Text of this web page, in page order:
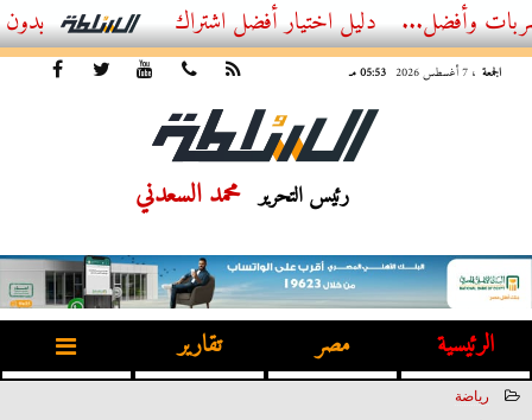
أفضل اشتراك IPTV بدون تقطيع 2026 – دليل المشاهد العصري
الجمعة ، 7 أغسطس 2026 05:53 مـ
رئيس التحرير محمد السعدني
الرئيسية مصر تقارير
رياضة